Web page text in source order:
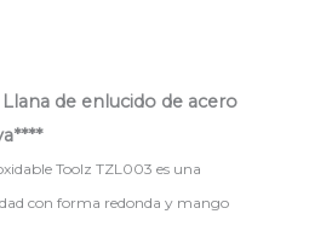
de enlucido de acero
Toolz TZL003 es una
con forma redonda y mango